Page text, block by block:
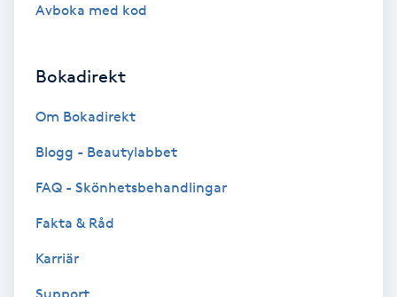
Vinyasa Yoga
Avboka med kod
Bokadirekt
Om Bokadirekt
Blogg - Beautylabbet
FAQ - Skönhetsbehandlingar
Fakta & Råd
Karriär
Support